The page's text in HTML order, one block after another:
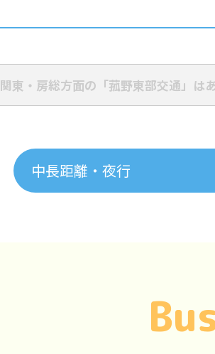
関東・房総方面の「菰野東部交通」は
中長距離・夜行